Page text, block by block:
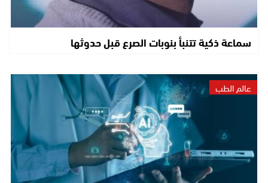
سماعة ذكية تتنبأ بنوبات الصرع قبل حدوثها
عالم الطب